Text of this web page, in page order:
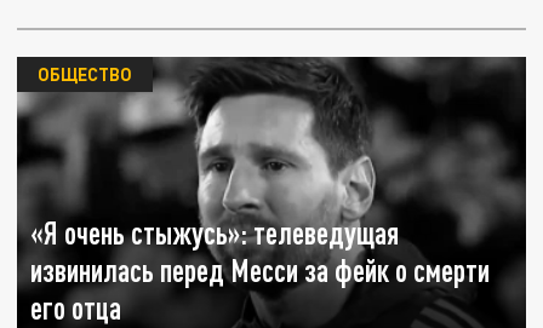
«Я очень стыжусь»: телеведущая
извинилась перед Месси за фейк о смерти
его отца
ОБЩЕСТВО